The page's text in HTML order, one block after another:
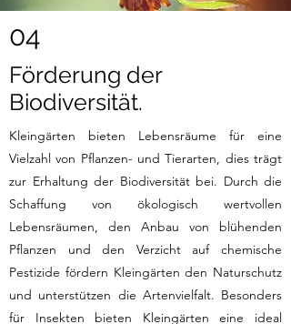
04
Förderung der
Biodiversität.
Kleingärten bieten Lebensräume für eine
Vielzahl von Pflanzen- und Tierarten, dies trägt
zur Erhaltung der Biodiversität bei. Durch die
Schaffung von ökologisch wertvollen
Lebensräumen, den Anbau von blühenden
Pflanzen und den Verzicht auf chemische
Pestizide fördern Kleingärten den Naturschutz
und unterstützen die Artenvielfalt. Besonders
für Insekten bieten Kleingärten eine ideal